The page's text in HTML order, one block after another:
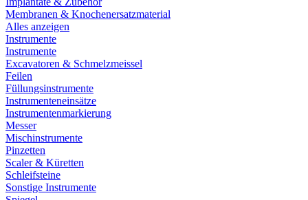
Membranen & Knochenersatzmaterial
Alles anzeigen
Instrumente
Instrumente
Excavatoren & Schmelzmeissel
Feilen
Füllungsinstrumente
Instrumenteneinsätze
Instrumentenmarkierung
Messer
Mischinstrumente
Pinzetten
Scaler & Küretten
Schleifsteine
Sonstige Instrumente